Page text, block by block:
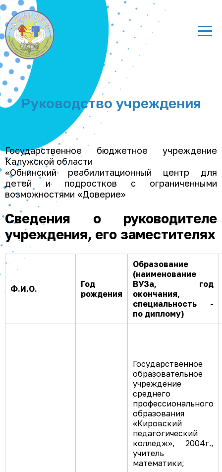
Руководство учреждения
Государственное бюджетное учреждение
Калужской области
«Обнинский реабилитационный центр для
детей и подростков с ограниченными
возможностями «Доверие»
Сведения о руководителе
учреждения, его заместителях
Ф.И.О.
Год
рождения
Образование
(наименование
ВУЗа, год
окончания,
специальность -
по диплому)
Государственное
образовательное
учреждение
среднего
профессионального
образования
«Кировский
педагогический
колледж», 2004г.,
учитель
математики;